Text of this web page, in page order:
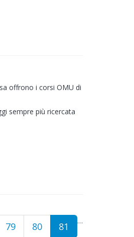
offrono i corsi OMU di
sempre più ricercata
…
79 80 81